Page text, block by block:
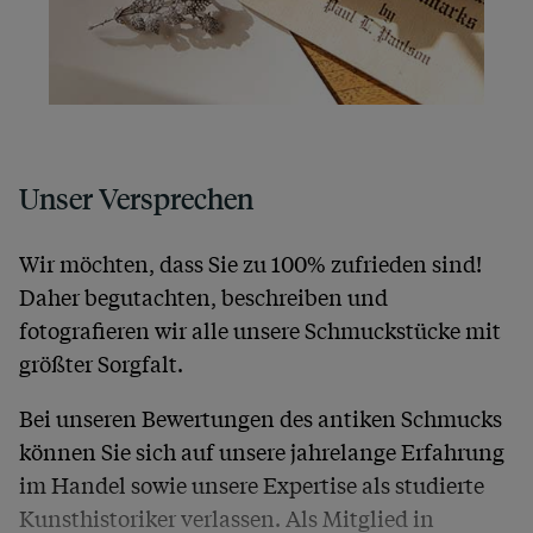
Unser Versprechen
Wir möchten, dass Sie zu 100% zufrieden sind!
Daher begutachten, beschreiben und
fotografieren wir alle unsere Schmuckstücke mit
größter Sorgfalt.
Bei unseren Bewertungen des antiken Schmucks
können Sie sich auf unsere jahrelange Erfahrung
im Handel sowie unsere Expertise als studierte
Kunsthistoriker verlassen. Als Mitglied in